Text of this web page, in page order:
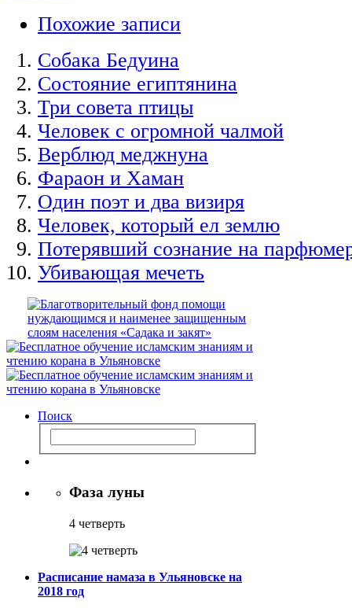
Похожие записи
Собака Бедуина
Состояние египтянина
Три совета птицы
Человек с огромной чалмой
Верблюд меджнуна
Фараон и Хаман
Один поэт и два визиря
Человек, который ел землю
Потерявший сознание на
Убивающая мечеть
Поиск
Фаза луны
4 четверть
Расписание намаза в Ульяновске на
2018 год